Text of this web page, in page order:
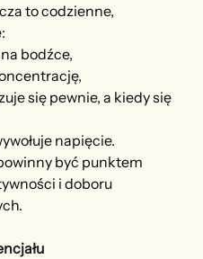
to codzienne,
bodźce,
się pewnie, a kiedy się
napięcie.
być punktem
i doboru